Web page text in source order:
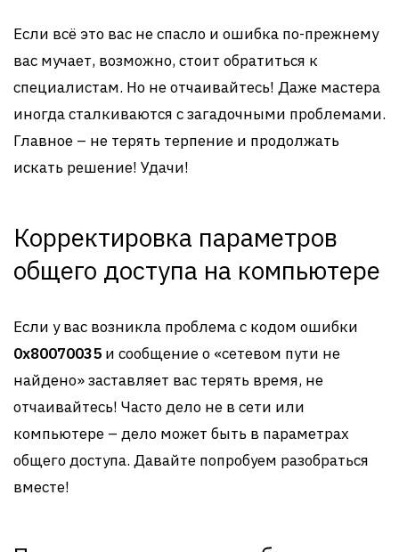
Если всё это вас не спасло и ошибка по-прежнему
вас мучает, возможно, стоит обратиться к
специалистам. Но не отчаивайтесь! Даже мастера
иногда сталкиваются с загадочными проблемами.
Главное – не терять терпение и продолжать
искать решение! Удачи!
Корректировка параметров
общего доступа на компьютере
Если у вас возникла проблема с кодом ошибки
0x80070035 и сообщение о «сетевом пути не
найдено» заставляет вас терять время, не
отчаивайтесь! Часто дело не в сети или
компьютере – дело может быть в параметрах
общего доступа. Давайте попробуем разобраться
вместе!